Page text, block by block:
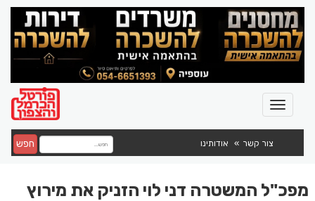
צור קשר אודותינו חפש
מפכ"ל המשטרה דני לוי הזניק את מירוץ